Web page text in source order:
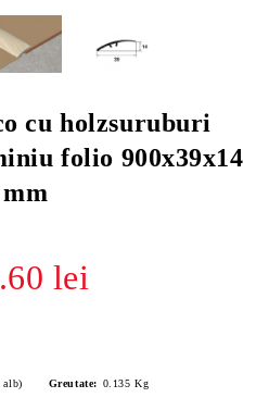
cu holzsuruburi
folio 900x39x14
mm
lei
alb) Greutate: 0.135 Kg